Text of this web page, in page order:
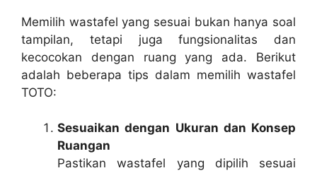
Memilih wastafel yang sesuai bukan hanya soal
tampilan, tetapi juga fungsionalitas dan
kecocokan dengan ruang yang ada. Berikut
adalah beberapa tips dalam memilih wastafel
TOTO:
Sesuaikan dengan Ukuran dan Konsep
Ruangan
Pastikan wastafel yang dipilih sesuai